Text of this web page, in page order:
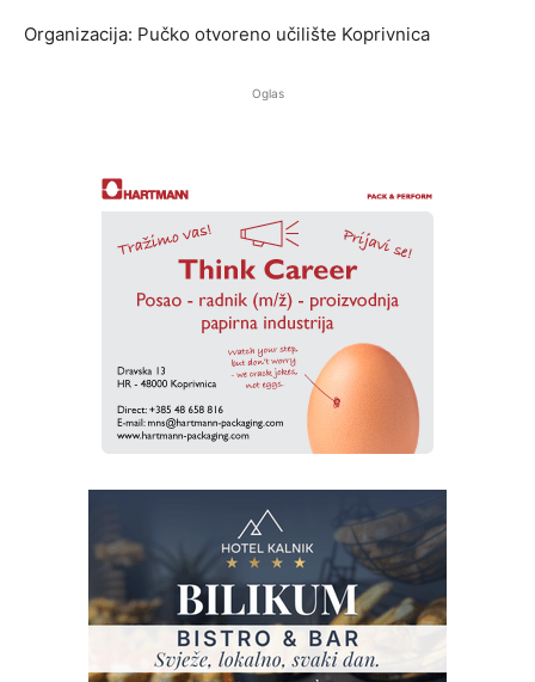
Organizacija: Pučko otvoreno učilište Koprivnica
Oglas